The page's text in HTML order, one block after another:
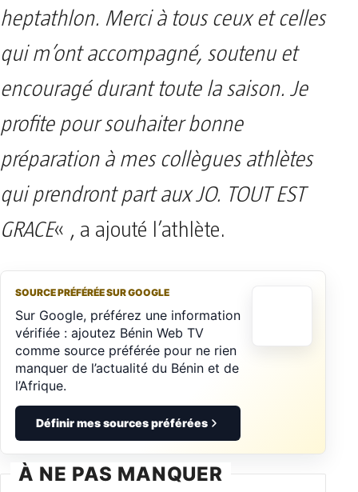
heptathlon. Merci à tous ceux et celles
qui m’ont accompagné, soutenu et
encouragé durant toute la saison. Je
profite pour souhaiter bonne
préparation à mes collègues athlètes
qui prendront part aux JO. TOUT EST
GRACE« , a ajouté l’athlète.
SOURCE PRÉFÉRÉE SUR GOOGLE
Sur Google, préférez une information
vérifiée : ajoutez Bénin Web TV
comme source préférée pour ne rien
manquer de l’actualité du Bénin et de
l’Afrique.
Définir mes sources préférées
À NE PAS MANQUER